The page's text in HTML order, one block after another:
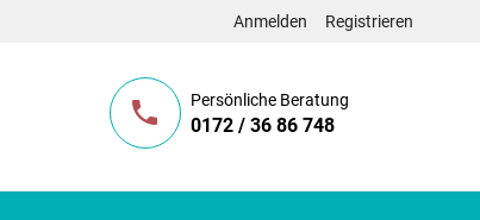
Anmelden Registrieren
Persönliche Beratung
0172 / 36 86 748